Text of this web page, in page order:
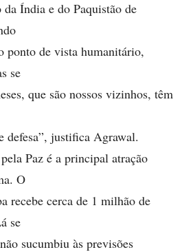
Índia e do Paquistão de
ponto de vista humanitário,
se
que são nossos vizinhos, têm
defesa”, justifica Agrawal.
Paz é a principal atração
O
recebe cerca de 1 milhão de
se
sucumbiu às previsões